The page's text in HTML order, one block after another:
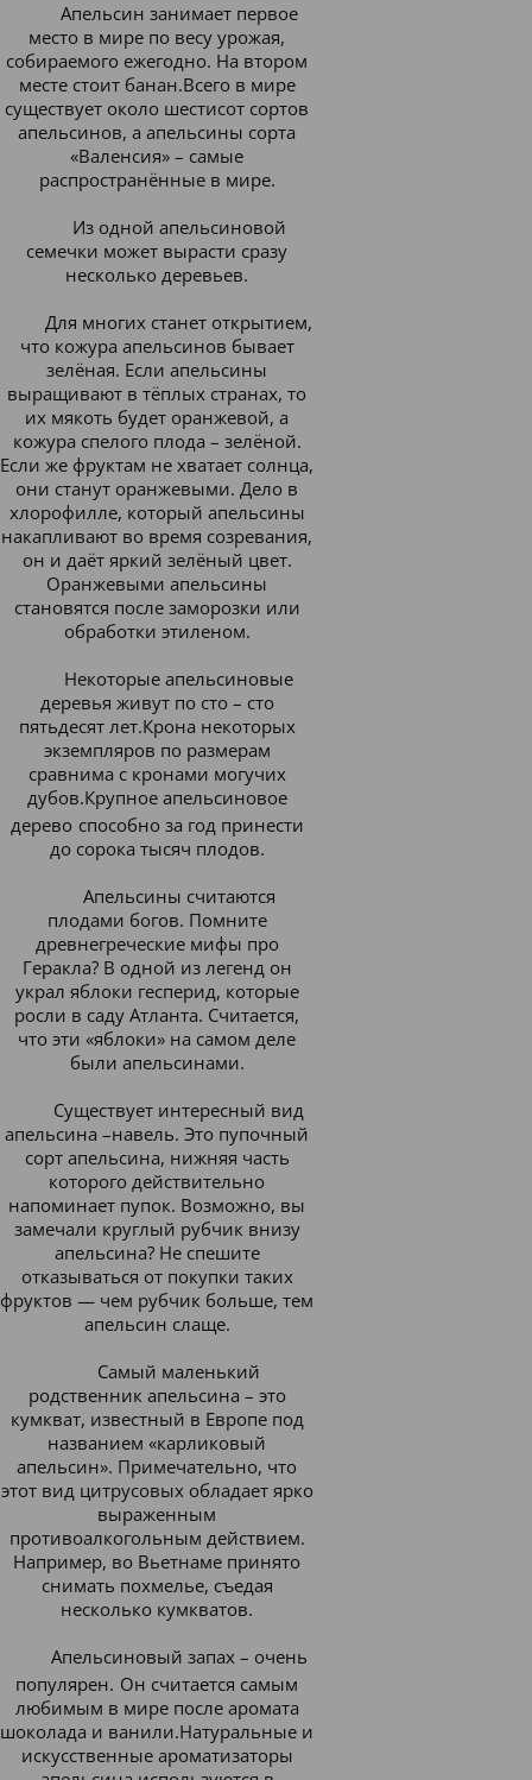
Апельсин занимает первое
место в мире по весу урожая,
собираемого ежегодно. На втором
месте стоит банан.Всего в мире
существует около шестисот сортов
апельсинов, а апельсины сорта
«Валенсия» – самые
распространённые в мире.
Из одной апельсиновой
семечки может вырасти сразу
несколько деревьев.
Для многих станет открытием,
что кожура апельсинов бывает
зелёная. Если апельсины
выращивают в тёплых странах, то
их мякоть будет оранжевой, а
кожура спелого плода – зелёной.
Если же фруктам не хватает солнца,
они станут оранжевыми. Дело в
хлорофилле, который апельсины
накапливают во время созревания,
он и даёт яркий зелёный цвет.
Оранжевыми апельсины
становятся после заморозки или
обработки этиленом.
Некоторые апельсиновые
деревья живут по сто – сто
пятьдесят лет.Крона некоторых
экземпляров по размерам
сравнима с кронами могучих
дубов.Крупное апельсиновое
дерево способно за год принести
до сорока тысяч плодов.
Апельсины считаются
плодами богов. Помните
древнегреческие мифы про
Геракла? В одной из легенд он
украл яблоки гесперид, которые
росли в саду Атланта. Считается,
что эти «яблоки» на самом деле
были апельсинами.
Существует интересный вид
апельсина –навель. Это пупочный
сорт апельсина, нижняя часть
которого действительно
напоминает пупок. Возможно, вы
замечали круглый рубчик внизу
апельсина? Не спешите
отказываться от покупки таких
фруктов — чем рубчик больше, тем
апельсин слаще.
Самый маленький
родственник апельсина – это
кумкват, известный в Европе под
названием «карликовый
апельсин». Примечательно, что
этот вид цитрусовых обладает ярко
выраженным
противоалкогольным действием.
Например, во Вьетнаме принято
снимать похмелье, съедая
несколько кумкватов.
Апельсиновый запах – очень
популярен. Он считается самым
любимым в мире после аромата
шоколада и ванили.Натуральные и
искусственные ароматизаторы